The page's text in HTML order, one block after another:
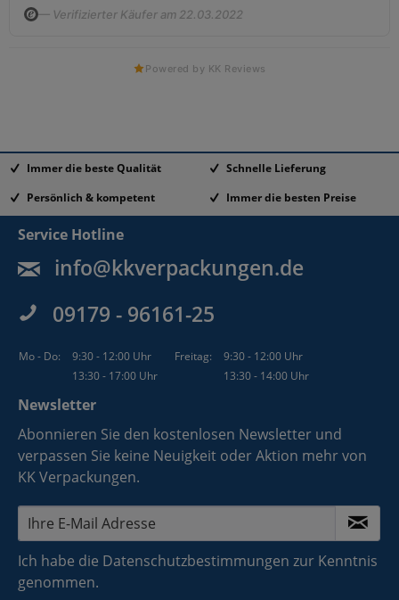
— Verifizierter Käufer am 22.03.2022
Powered by KK Reviews
Immer die beste Qualität
Schnelle Lieferung
Persönlich & kompetent
Immer die besten Preise
Service Hotline
info@kkverpackungen.de
09179 - 96161-25
Mo - Do: 9:30 - 12:00 Uhr Freitag:
9:30 - 12:00 Uhr
13:30 - 17:00 Uhr
13:30 - 14:00 Uhr
Newsletter
Abonnieren Sie den kostenlosen Newsletter und
verpassen Sie keine Neuigkeit oder Aktion mehr von
KK Verpackungen.
Ich habe die Datenschutzbestimmungen zur Kenntnis
genommen.